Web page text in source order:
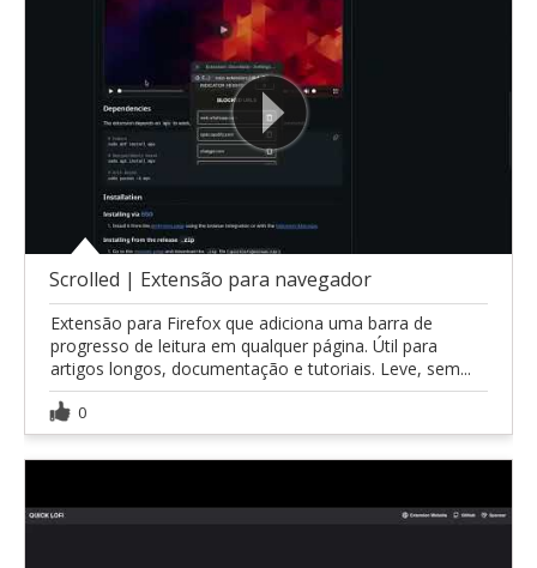
Scrolled | Extensão para navegador
Extensão para Firefox que adiciona uma barra de
progresso de leitura em qualquer página. Útil para
artigos longos, documentação e tutoriais. Leve, sem...
0